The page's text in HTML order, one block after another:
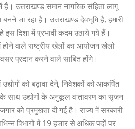
हैं। उत्तराखण्ड समान नागरिक संहिता लागू
जा रहा है। उत्तराखण्ड देवभूमि है, हमारी
इस दिशा में प्रभावी कदम उठाये गये हैं।
होने वाले राष्ट्रीय खेलों का आयोजन खेलो
प्रदान करने वाले साबित होंगे।
को बढ़ावा देने, निवेशकों को आकर्षित
साथ उद्योगों के अनुकूल वातावरण का सृजन
को प्रमुखता दी गई है। राज्य में सरकारी
विभागों में 19 हजार से अधिक पदों पर